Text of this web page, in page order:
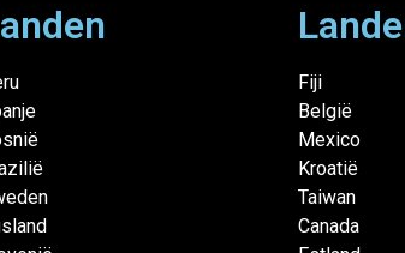
Fiji
België
Mexico
Kroatië
Taiwan
Canada